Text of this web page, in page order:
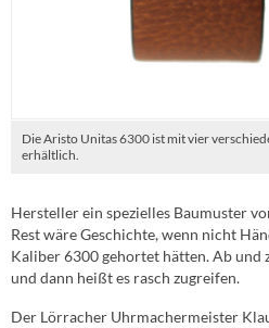
Die Aristo Unitas 6300 ist mit vier
erhältlich.
Hersteller ein spezielles Baumuster
Rest wäre Geschichte, wenn nicht
Kaliber 6300 gehortet hätten. Ab und
und dann heißt es rasch zugreifen.
Der Lörracher Uhrmachermeister